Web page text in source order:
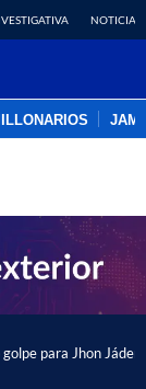
NOTICIAS
para Jhon